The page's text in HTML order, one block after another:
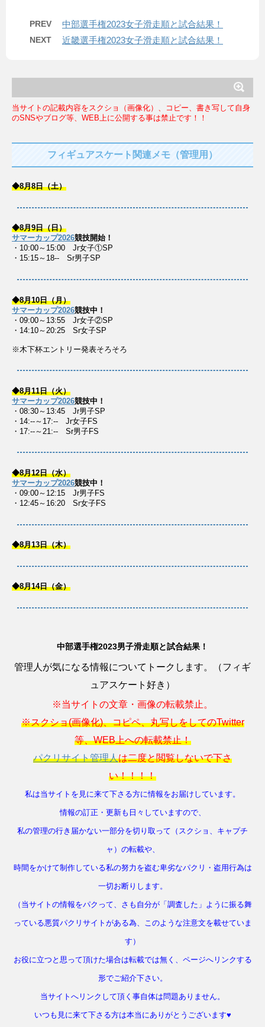
PREV 中部選手権2023女子滑走順と試合結果！
NEXT 近畿選手権2023女子滑走順と試合結果！
当サイトの記載内容をスクショ（画像化）、コピー、書き写して自身
のSNSやブログ等、WEB上に公開する事は禁止です！！
フィギュアスケート関連メモ（管理用）
◆8月8日（土）
◆8月9日（日）
サマーカップ2026競技開始！
・10:00～15:00 Jr女子①SP
・15:15～18-- Sr男子SP
◆8月10日（月）
サマーカップ2026競技中！
・09:00～13:55 Jr女子②SP
・14:10～20:25 Sr女子SP
※木下杯エントリー発表そろそろ
◆8月11日（火）
サマーカップ2026競技中！
・08:30～13:45 Jr男子SP
・14:--～17:-- Jr女子FS
・17:--～21:-- Sr男子FS
◆8月12日（水）
サマーカップ2026競技中！
・09:00～12:15 Jr男子FS
・12:45～16:20 Sr女子FS
◆8月13日（木）
◆8月14日（金）
中部選手権2023男子滑走順と試合結果！
管理人が気になる情報についてトークします。（フィギ
ュアスケート好き）
※当サイトの文章・画像の転載禁止。
※スクショ(画像化)、コピペ、丸写しをしてのTwitter
等、WEB上への転載禁止！
パクリサイト管理人は二度と閲覧しないで下さ
い！！！！
私は当サイトを見に来て下さる方に情報をお届けしています。
情報の訂正・更新も日々していますので、
私の管理の行き届かない一部分を切り取って（スクショ、キャプチ
ャ）の転載や、
時間をかけて制作している私の努力を盗む卑劣なパクリ・盗用行為は
一切お断りします。
（当サイトの情報をパクって、さも自分が「調査した」ように振る舞
っている悪質パクリサイトがある為、このような注意文を載せていま
す）
お役に立つと思って頂けた場合は転載では無く、ページへリンクする
形でご紹介下さい。
当サイトへリンクして頂く事自体は問題ありません。
いつも見に来て下さる方は本当にありがとうございます♥